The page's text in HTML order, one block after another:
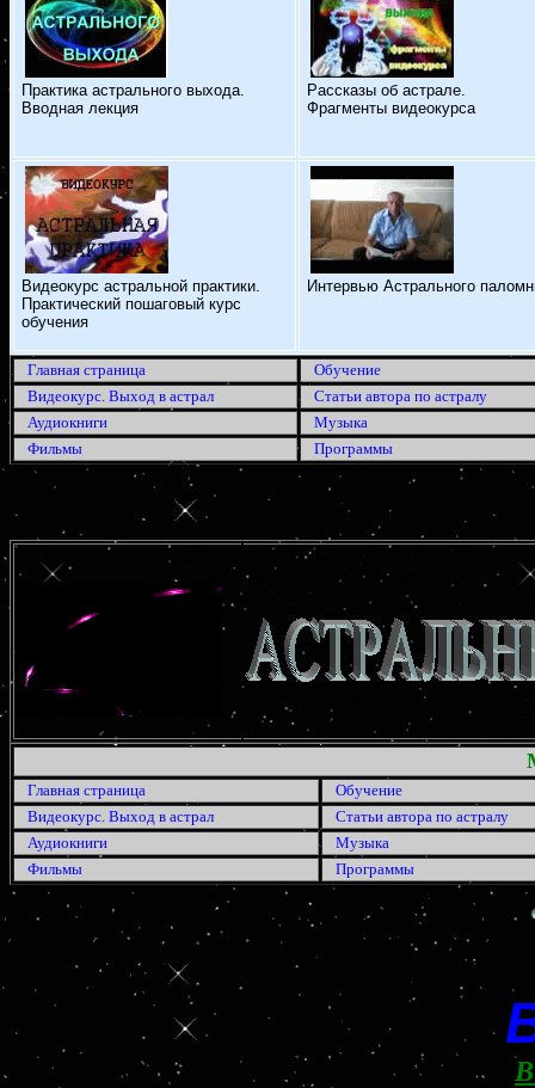
Практика астрального выхода.
Вводная лекция
Рассказы об астрале.
Фрагменты видеокурса
Видеокурс астральной практики.
Практический пошаговый курс
обучения
Интервью Астрального
Главная страница
Обучение
Видеокурс. Выход в астрал
Статьи автора по астралу
Аудиокниги
Музыка
Фильмы
Программы
Главная страница
Обучение
Видеокурс. Выход в астрал
Статьи автора по астралу
Аудиокниги
Музыка
Фильмы
Программы